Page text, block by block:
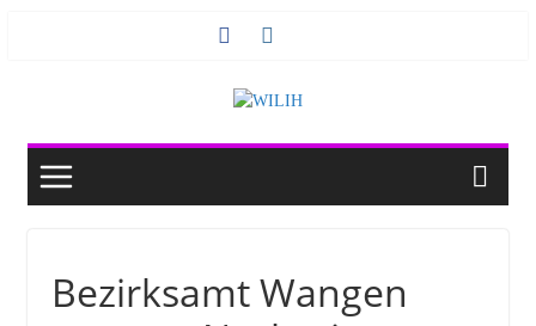
Bezirksamt Wangen